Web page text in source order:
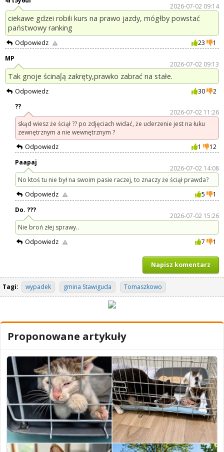
2026-07-02 09:14
ciekawe gdzei robili kurs na prawo jazdy, mógłby powstać
państwowy ranking
Odpowiedz 23
1
MP
2026-07-02 09:13
Tak gnoje ścinaǰą zakręty,prawko zabrać na stałe.
Odpowiedz 30
2
??
2026-07-02 11:26
skąd wiesz że ściął ?? po zdjęciach widać, że uderzenie jest na łuku
zewnętrznym a nie wewnętrznym ?
Odpowiedz
1
12
Paapaj
2026-07-02 14:08
No ktoś tu nie był na swoim pasie raczej, to znaczy że ściął prawda?
Odpowiedz
5
1
Do. ???
2026-07-02 15:26
Nie broń złej sprawy..
Odpowiedz
7 1
Napisz komentarz
Tagi: wypadek gmina Stawiguda Tomaszkowo
Proponowane artykuły